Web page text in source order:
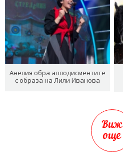
Анелия обра аплодисментите
с образа на Лили Иванова
Виж
още